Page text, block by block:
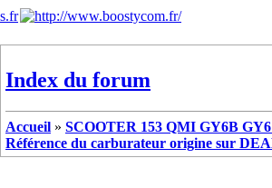
Index du forum
Accueil » SCOOTER 153 QMI GY6B
Référence du carburateur origine sur